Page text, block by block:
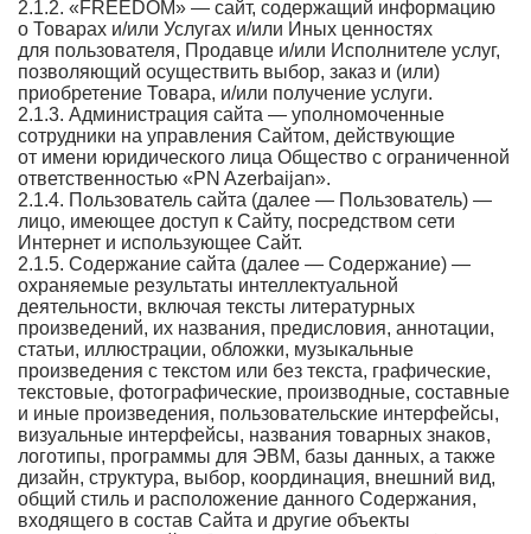
2.1.2. «FREEDOM» — сайт, содержащий информацию
о Товарах и/или Услугах и/или Иных ценностях
для пользователя, Продавце и/или Исполнителе услуг,
позволяющий осуществить выбор, заказ и (или)
приобретение Товара, и/или получение услуги.
2.1.3. Администрация сайта — уполномоченные
сотрудники на управления Сайтом, действующие
от имени юридического лица Общество с ограниченной
ответственностью «PN Azerbaijan».
2.1.4. Пользователь сайта (далее — Пользователь) —
лицо, имеющее доступ к Сайту, посредством сети
Интернет и использующее Сайт.
2.1.5. Содержание сайта (далее — Содержание) —
охраняемые результаты интеллектуальной
деятельности, включая тексты литературных
произведений, их названия, предисловия, аннотации,
статьи, иллюстрации, обложки, музыкальные
произведения с текстом или без текста, графические,
текстовые, фотографические, производные, составные
и иные произведения, пользовательские интерфейсы,
визуальные интерфейсы, названия товарных знаков,
логотипы, программы для ЭВМ, базы данных, а также
дизайн, структура, выбор, координация, внешний вид,
общий стиль и расположение данного Содержания,
входящего в состав Сайта и другие объекты